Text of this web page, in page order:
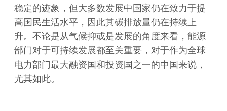
稳定的迹象，但大多数发展中国家仍在致力于提
高国民生活水平，因此其碳排放量仍在持续上
升。不论是从气候抑或是发展的角度来看，能源
部门对于可持续发展都至关重要，对于作为全球
电力部门最大融资国和投资国之一的中国来说，
尤其如此。